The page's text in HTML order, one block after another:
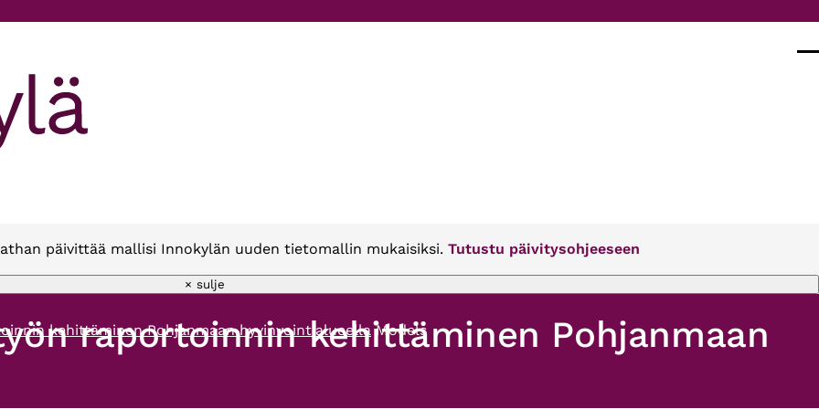
päivittää mallisi Innokylän uuden tietomallin mukaisiksi. Tutustu päivitysohjeeseen
× sulje
kehittäminen Pohjanmaan hyvinvointialueella Models
raportoinnin kehittäminen Pohjanmaan